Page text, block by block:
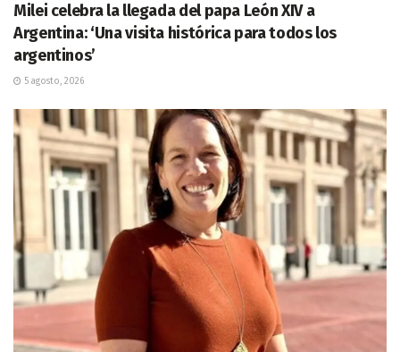
Milei celebra la llegada del papa León XIV a
Argentina: ‘Una visita histórica para todos los
argentinos’
5 agosto, 2026